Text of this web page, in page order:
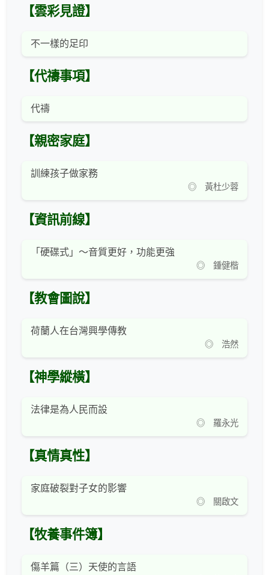
【雲彩見證】
不一樣的足印
【代禱事項】
代禱
【親密家庭】
訓練孩子做家務
◎ 黃杜少蓉
【資訊前線】
「硬碟式」～音質更好，功能更強
◎ 鍾健楷
【教會圖說】
荷蘭人在台灣興學傳教
◎ 浩然
【神學縱橫】
法律是為人民而設
◎ 羅永光
【真情真性】
家庭破裂對子女的影響
◎ 關啟文
【牧養事件簿】
傷羊篇（三）天使的言語